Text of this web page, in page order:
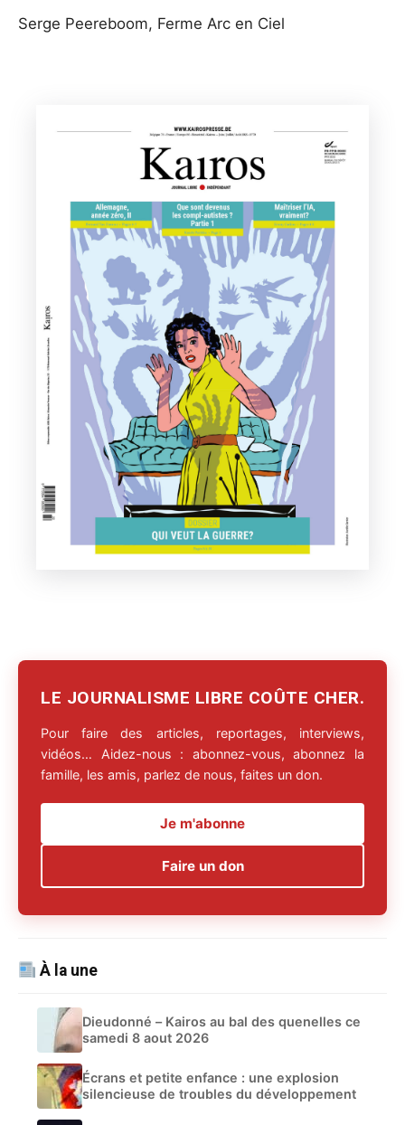
Serge Peereboom, Ferme Arc en Ciel
LE JOURNALISME LIBRE COÛTE CHER.
Pour faire des articles, reportages, interviews,
vidéos… Aidez-nous : abonnez-vous, abonnez la
famille, les amis, parlez de nous, faites un don.
Je m'abonne
Faire un don
À la une
Dieudonné – Kairos au bal des quenelles ce
samedi 8 aout 2026
Écrans et petite enfance : une explosion
silencieuse de troubles du développement